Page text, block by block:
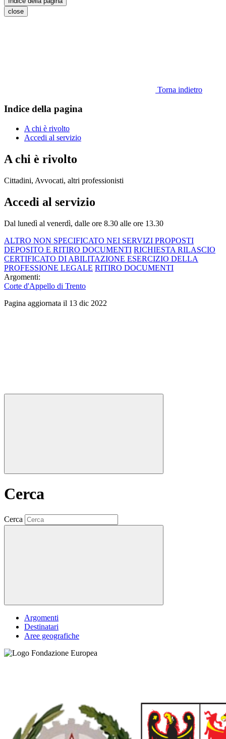
close
Torna indietro
Indice della pagina
A chi è rivolto
Accedi al servizio
A chi è rivolto
Cittadini, Avvocati, altri professionisti
Accedi al servizio
Dal lunedì al venerdì, dalle ore 8.30 alle ore 13.30
ALTRO NON SPECIFICATO NEI SERVIZI PROPOSTI
DEPOSITO E RITIRO DOCUMENTI RICHIESTA RILASCIO
CERTIFICATO DI ABILITAZIONE ESERCIZIO DELLA
PROFESSIONE LEGALE RITIRO DOCUMENTI
Argomenti:
Corte d'Appello di Trento
Pagina aggiornata il 13 dic 2022
Cerca
Cerca
Argomenti
Destinatari
Aree geografiche